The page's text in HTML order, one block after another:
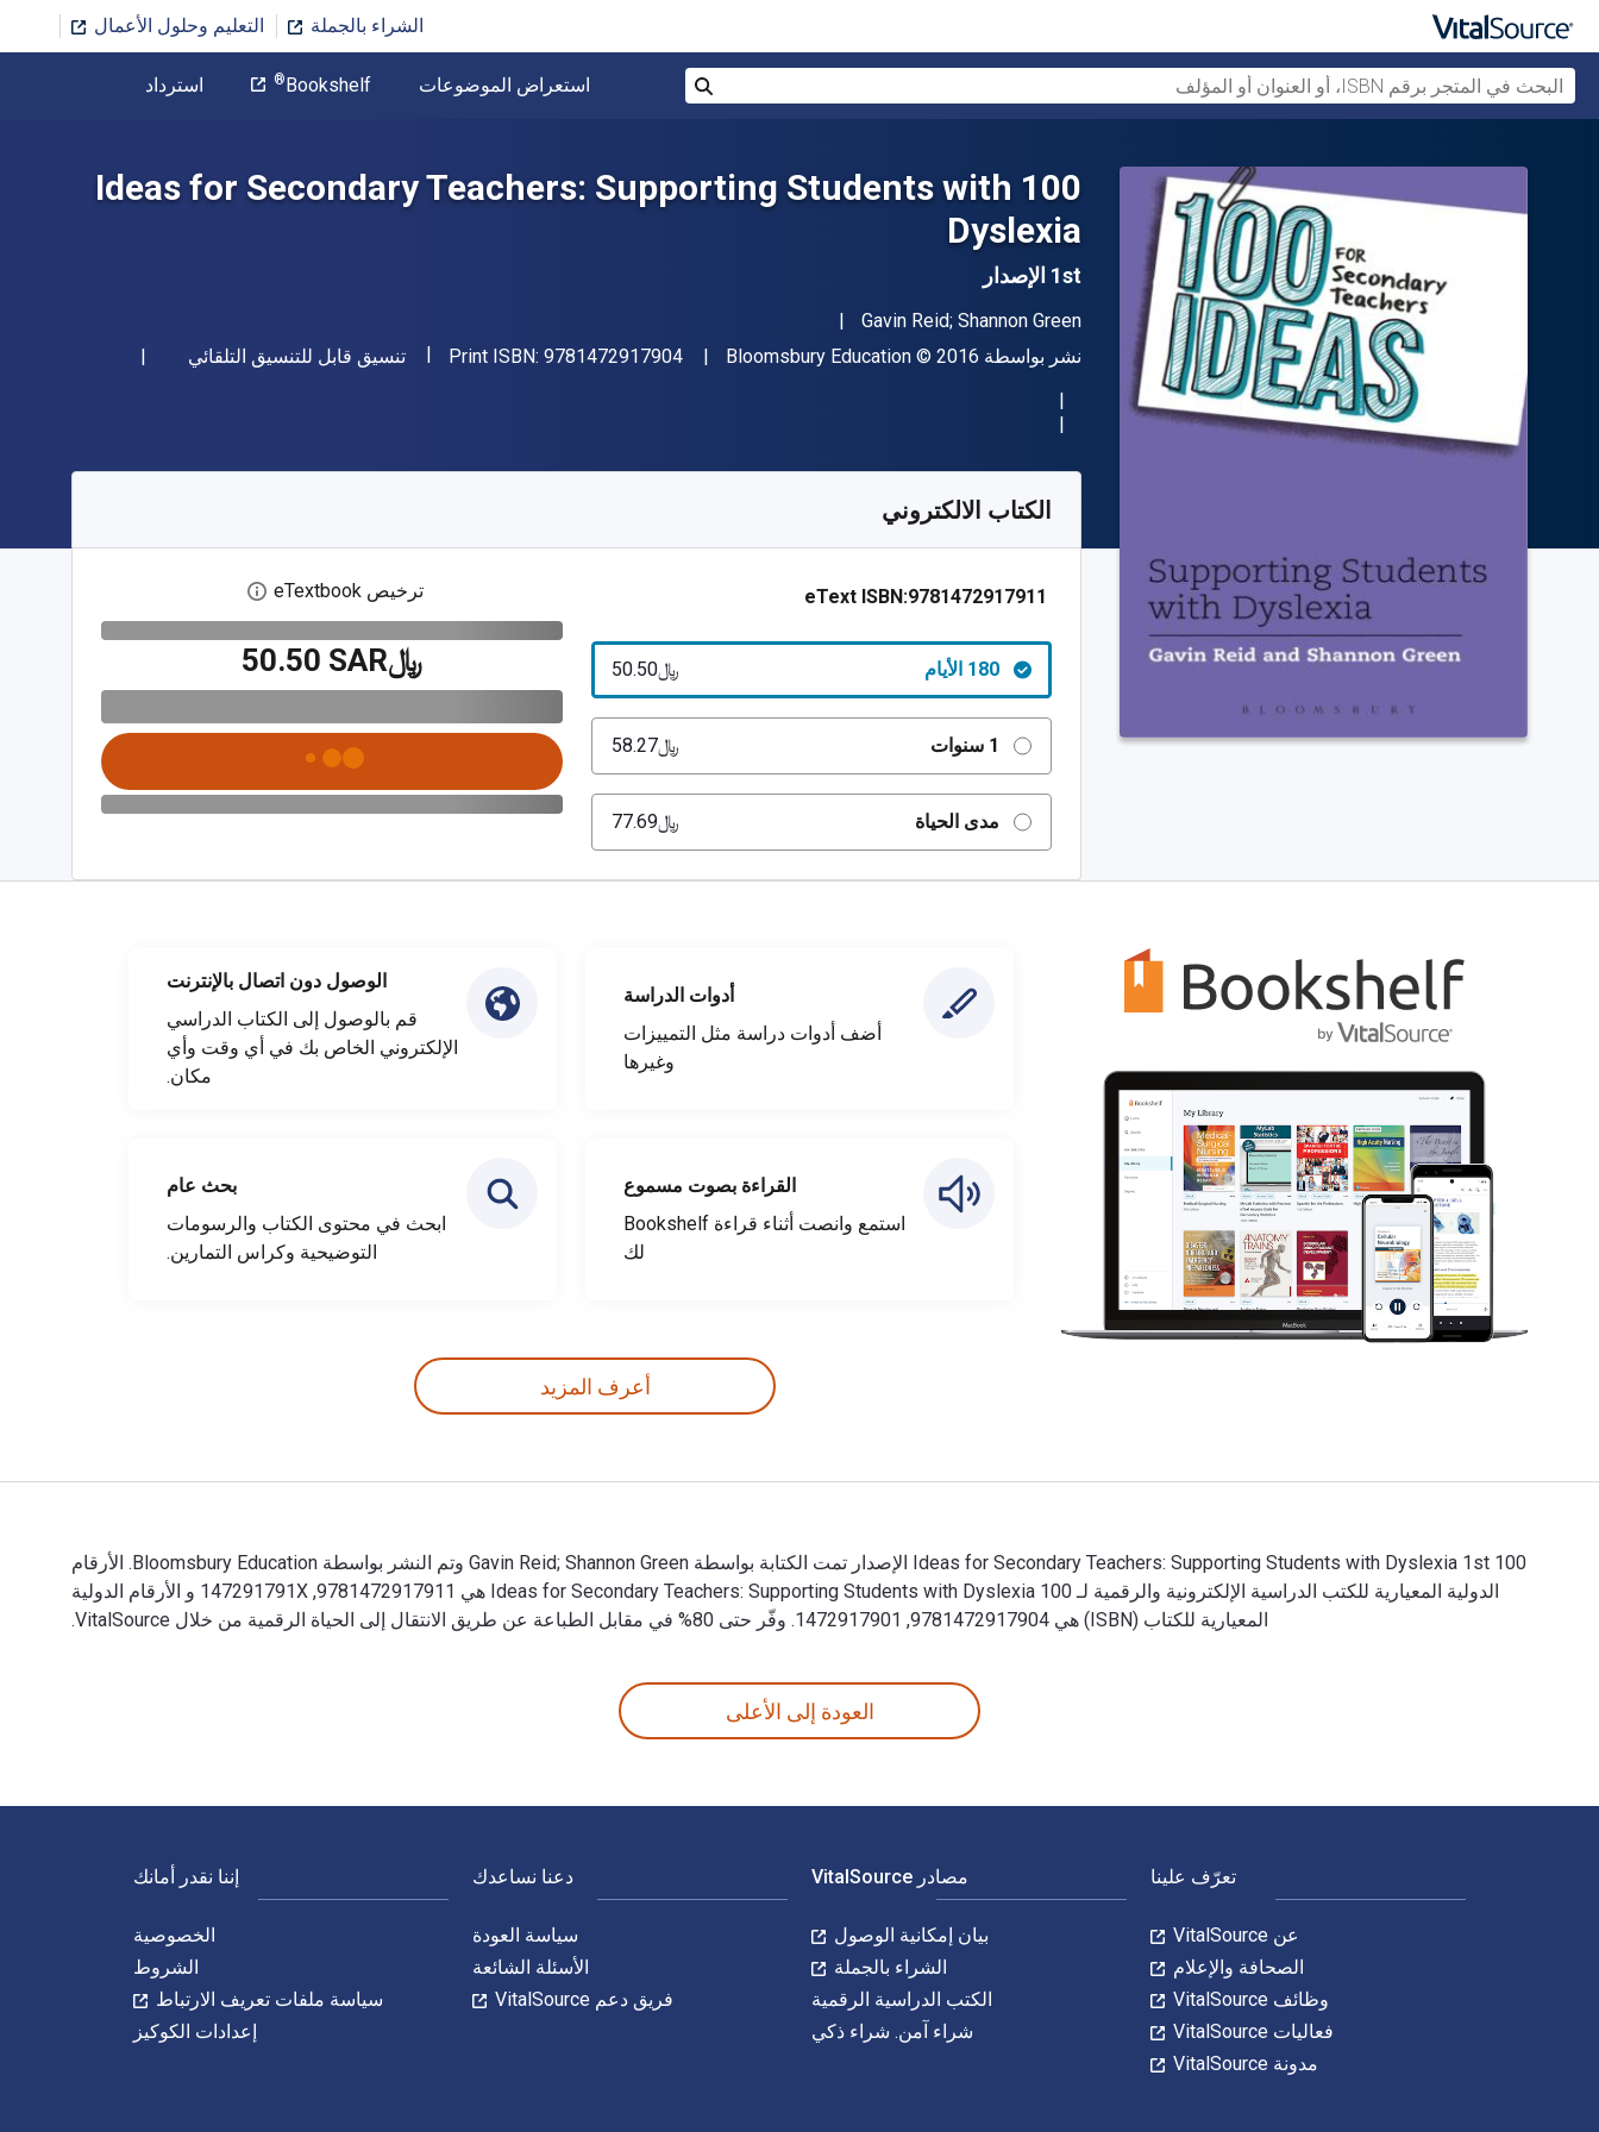
الشراء بالجملة التعليم وحلول الأعمال
البحث في المتجر برقم ISBN، أو العنوان أو المؤلفاستعراض الموضوعات Bookshelf
® استرداد
100 Ideas for Secondary Teachers: Supporting Students with
Dyslexia
1st الإصدار
المؤلف (المؤلفون)
Gavin Reid; Shannon Green
الناشر
نشر بواسطة Bloomsbury Education
حقوق الطبع والنشر © 2016
Print ISBN: 9781472917904 شكل
تنسيق قابل للتنسيق التلقائي
9781472917911R180
الكتاب الالكتروني
eText ISBN:9781472917911
180 الأيام ﷼‎50.50
1 سنوات ﷼‎58.27
مدى الحياة ﷼‎77.69
ترخيص eTextbook افتح مربع حوار الترخيص
﷼‎50.50 SAR
أدوات الدراسة
أضف أدوات دراسة مثل التمييزات
وغيرها
القراءة بصوت مسموع
استمع وانصت أثناء قراءة Bookshelf
لك
الوصول دون اتصال بالإنترنت
قم بالوصول إلى الكتاب الدراسي
الإلكتروني الخاص بك في أي وقت وأي
مكان.
بحث عام
ابحث في محتوى الكتاب والرسومات
التوضيحية وكراس التمارين.
أعرف المزيد
100 Ideas for Secondary Teachers: Supporting Students with Dyslexia 1st الإصدار تمت الكتابة بواسطة Gavin Reid; Shannon Green وتم النشر بواسطة Bloomsbury Education. الأرقام
الدولية المعيارية للكتب الدراسية الإلكترونية والرقمية لـ 100 Ideas for Secondary Teachers: Supporting Students with Dyslexia هي 9781472917911, 147291791X و الأرقام الدولية
المعيارية للكتاب (ISBN) هي 9781472917904, 1472917901. وفّر حتى 80% في مقابل الطباعة عن طريق الانتقال إلى الحياة الرقمية من خلال VitalSource.
العودة إلى الأعلى
تعرّف علينا
عن VitalSource
الصحافة والإعلام
وظائف VitalSource
فعاليات VitalSource
مدونة VitalSource
مصادر VitalSource
بيان إمكانية الوصول
الشراء بالجملة
الكتب الدراسية الرقمية
شراء آمن. شراء ذكي
دعنا نساعدك
سياسة العودة
الأسئلة الشائعة
فريق دعم VitalSource
إننا نقدر أمانك
الخصوصية
الشروط
سياسة ملفات تعريف الارتباط
إعدادات الكوكيز